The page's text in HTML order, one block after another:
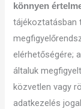
könnyen
tájékoztatásban
elérhetőségére;
általuk
közvetlen vagy
adatkezelés